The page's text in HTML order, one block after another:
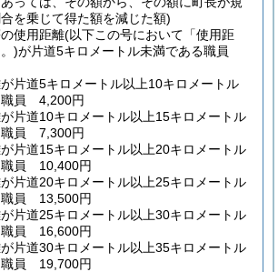
を乗じて得た額を減じた額)
使用距離(以下この号において「使用距
)が片道5キロメートル未満である職員
片道5キロメートル以上10キロメートル
職員 4,200円
片道10キロメートル以上15キロメートル
職員 7,300円
片道15キロメートル以上20キロメートル
職員 10,400円
片道20キロメートル以上25キロメートル
職員 13,500円
片道25キロメートル以上30キロメートル
職員 16,600円
片道30キロメートル以上35キロメートル
職員 19,700円